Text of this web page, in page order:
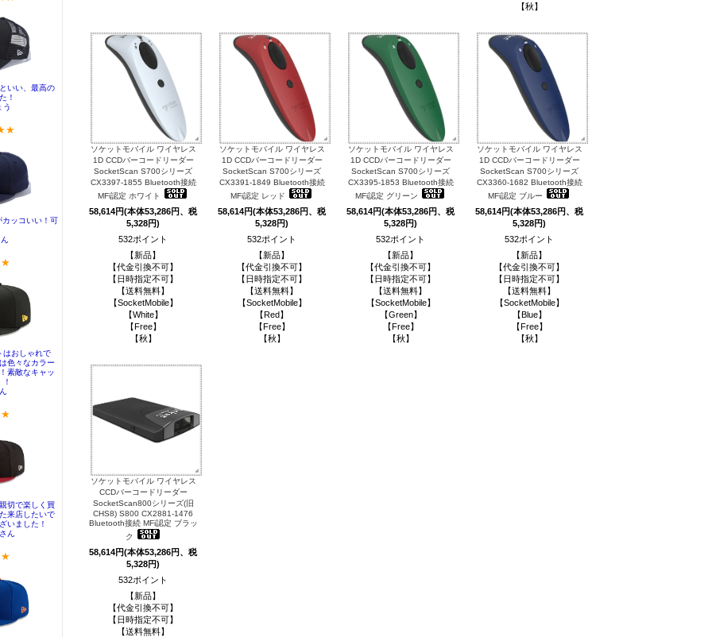
【秋】
ソケットモバイル ワイヤレス
1D CCDバーコードリーダー
SocketScan S700シリーズ
CX3397-1855 Bluetooth接続
MFi認定 ホワイト
58,614円(本体53,286円、税
5,328円)
532ポイント
【新品】
【代金引換不可】
【日時指定不可】
【送料無料】
【SocketMobile】
【White】
【Free】
【秋】
ソケットモバイル ワイヤレス
1D CCDバーコードリーダー
SocketScan S700シリーズ
CX3391-1849 Bluetooth接続
MFi認定 レッド
58,614円(本体53,286円、税
5,328円)
532ポイント
【新品】
【代金引換不可】
【日時指定不可】
【送料無料】
【SocketMobile】
【Red】
【Free】
【秋】
ソケットモバイル ワイヤレス
1D CCDバーコードリーダー
SocketScan S700シリーズ
CX3395-1853 Bluetooth接続
MFi認定 グリーン
58,614円(本体53,286円、税
5,328円)
532ポイント
【新品】
【代金引換不可】
【日時指定不可】
【送料無料】
【SocketMobile】
【Green】
【Free】
【秋】
ソケットモバイル ワイヤレス
1D CCDバーコードリーダー
SocketScan S700シリーズ
CX3360-1682 Bluetooth接続
MFi認定 ブルー
58,614円(本体53,286円、税
5,328円)
532ポイント
【新品】
【代金引換不可】
【日時指定不可】
【送料無料】
【SocketMobile】
【Blue】
【Free】
【秋】
ソケットモバイル ワイヤレス
CCDバーコードリーダー
SocketScan800シリーズ(旧
CHS8) S800 CX2881-1476
Bluetooth接続 MFi認定 ブラッ
ク
58,614円(本体53,286円、税
5,328円)
532ポイント
【新品】
【代金引換不可】
【日時指定不可】
【送料無料】